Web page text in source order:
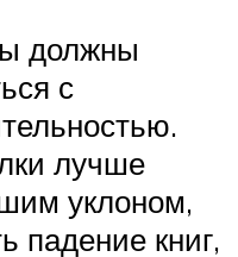
должны
с
лучше
уклоном,
падение книг,